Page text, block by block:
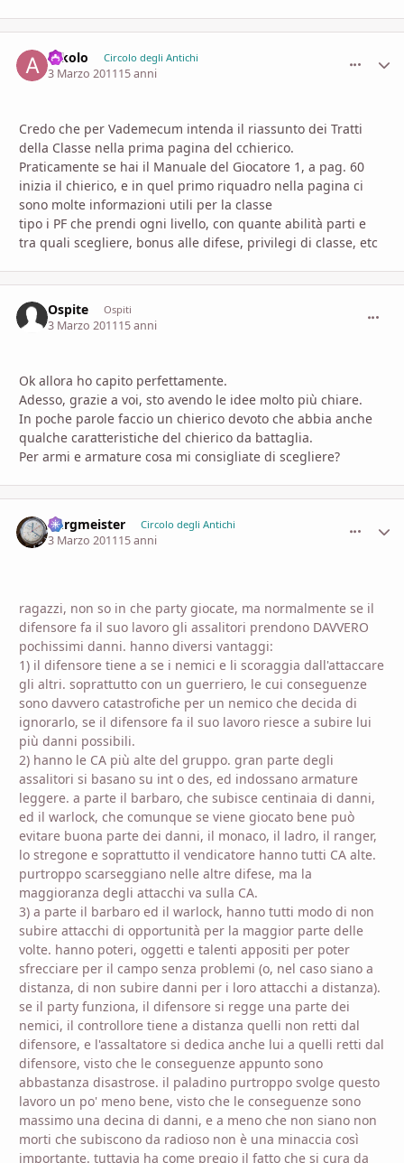
arkolo Circolo degli Antichi
3 Marzo 201115 anni
Credo che per Vademecum intenda il riassunto dei Tratti
della Classe nella prima pagina del cchierico.
Praticamente se hai il Manuale del Giocatore 1, a pag. 60
inizia il chierico, e in quel primo riquadro nella pagina ci
sono molte informazioni utili per la classe
tipo i PF che prendi ogni livello, con quante abilità parti e
tra quali scegliere, bonus alle difese, privilegi di classe, etc
Ospite Ospiti
3 Marzo 201115 anni
Ok allora ho capito perfettamente.
Adesso, grazie a voi, sto avendo le idee molto più chiare.
In poche parole faccio un chierico devoto che abbia anche
qualche caratteristiche del chierico da battaglia.
Per armi e armature cosa mi consigliate di scegliere?
burgmeister Circolo degli Antichi
3 Marzo 201115 anni
ragazzi, non so in che party giocate, ma normalmente se il
difensore fa il suo lavoro gli assalitori prendono DAVVERO
pochissimi danni. hanno diversi vantaggi:
1) il difensore tiene a se i nemici e li scoraggia dall'attaccare
gli altri. soprattutto con un guerriero, le cui conseguenze
sono davvero catastrofiche per un nemico che decida di
ignorarlo, se il difensore fa il suo lavoro riesce a subire lui
più danni possibili.
2) hanno le CA più alte del gruppo. gran parte degli
assalitori si basano su int o des, ed indossano armature
leggere. a parte il barbaro, che subisce centinaia di danni,
ed il warlock, che comunque se viene giocato bene può
evitare buona parte dei danni, il monaco, il ladro, il ranger,
lo stregone e soprattutto il vendicatore hanno tutti CA alte.
purtroppo scarseggiano nelle altre difese, ma la
maggioranza degli attacchi va sulla CA.
3) a parte il barbaro ed il warlock, hanno tutti modo di non
subire attacchi di opportunità per la maggior parte delle
volte. hanno poteri, oggetti e talenti appositi per poter
sfrecciare per il campo senza problemi (o, nel caso siano a
distanza, di non subire danni per i loro attacchi a distanza).
se il party funziona, il difensore si regge una parte dei
nemici, il controllore tiene a distanza quelli non retti dal
difensore, e l'assaltatore si dedica anche lui a quelli retti dal
difensore, visto che le conseguenze appunto sono
abbastanza disastrose. il paladino purtroppo svolge questo
lavoro un po' meno bene, visto che le conseguenze sono
massimo una decina di danni, e a meno che non siano non
morti che subiscono da radioso non è una minaccia così
importante. tuttavia ha come pregio il fatto che si cura da